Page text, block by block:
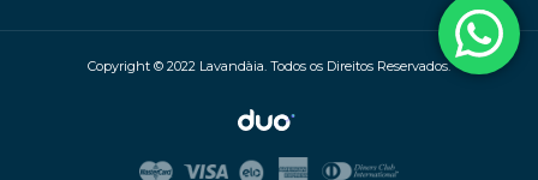
Copyright © 2022 Lavandàia. Todos os Direitos Reservados.